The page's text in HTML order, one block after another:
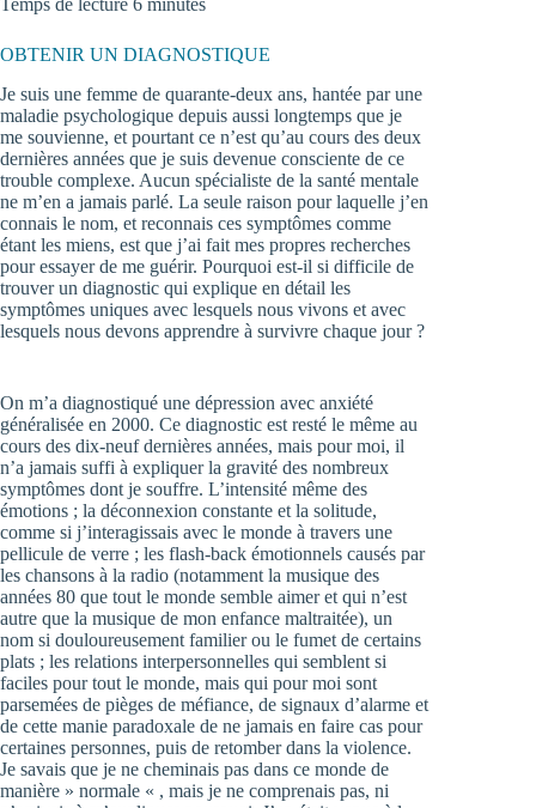
OBTENIR UN DIAGNOSTIQUE
Je suis une femme de quarante-deux ans, hantée par une
maladie psychologique depuis aussi longtemps que je
me souvienne, et pourtant ce n’est qu’au cours des deux
dernières années que je suis devenue consciente de ce
trouble complexe. Aucun spécialiste de la santé mentale
ne m’en a jamais parlé. La seule raison pour laquelle j’en
connais le nom, et reconnais ces symptômes comme
étant les miens, est que j’ai fait mes propres recherches
pour essayer de me guérir. Pourquoi est-il si difficile de
trouver un diagnostic qui explique en détail les
symptômes uniques avec lesquels nous vivons et avec
lesquels nous devons apprendre à survivre chaque jour ?
On m’a diagnostiqué une dépression avec anxiété
généralisée en 2000. Ce diagnostic est resté le même au
cours des dix-neuf dernières années, mais pour moi, il
n’a jamais suffi à expliquer la gravité des nombreux
symptômes dont je souffre. L’intensité même des
émotions ; la déconnexion constante et la solitude,
comme si j’interagissais avec le monde à travers une
pellicule de verre ; les flash-back émotionnels causés par
les chansons à la radio (notamment la musique des
années 80 que tout le monde semble aimer et qui n’est
autre que la musique de mon enfance maltraitée), un
nom si douloureusement familier ou le fumet de certains
plats ; les relations interpersonnelles qui semblent si
faciles pour tout le monde, mais qui pour moi sont
parsemées de pièges de méfiance, de signaux d’alarme et
de cette manie paradoxale de ne jamais en faire cas pour
certaines personnes, puis de retomber dans la violence.
Je savais que je ne cheminais pas dans ce monde de
manière » normale « , mais je ne comprenais pas, ni